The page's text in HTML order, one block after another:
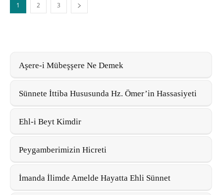
1 2 3
Aşere-i Mübeşşere Ne Demek
Sünnete İttiba Hususunda Hz. Ömer’in Hassasiyeti
Ehl-i Beyt Kimdir
Peygamberimizin Hicreti
İmanda İlimde Amelde Hayatta Ehli Sünnet